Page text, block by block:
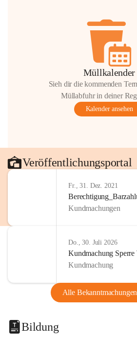
Müllkalender
Sieh dir die kommenden
Müllabfuhr in deiner
Kalender ansehen
Veröffentlichungsportal
Fr., 31. Dez. 2021
Kundmachungen
Do., 30. Juli 2026
Kundmachung Sperre
Kundmachung
Alle
Bildung